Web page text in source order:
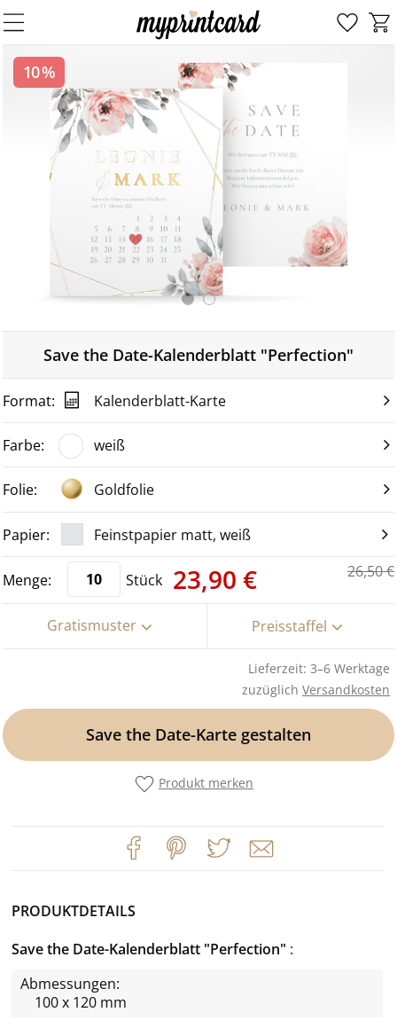
10 %
Save the Date-Kalenderblatt "Perfection"
Kalenderblatt-Karte
weiß
Goldfolie
Feinstpapier matt, weiß
Stück 26,50 €
23,90 €
Gratismuster Preisstaffel
Lieferzeit: 3–6 Werktage
zuzüglich Versandkosten
Save the Date-Karte gestalten
Produkt merken
PRODUKTDETAILS
Save the Date-Kalenderblatt "Perfection"
Abmessungen:
100 x 120 mm